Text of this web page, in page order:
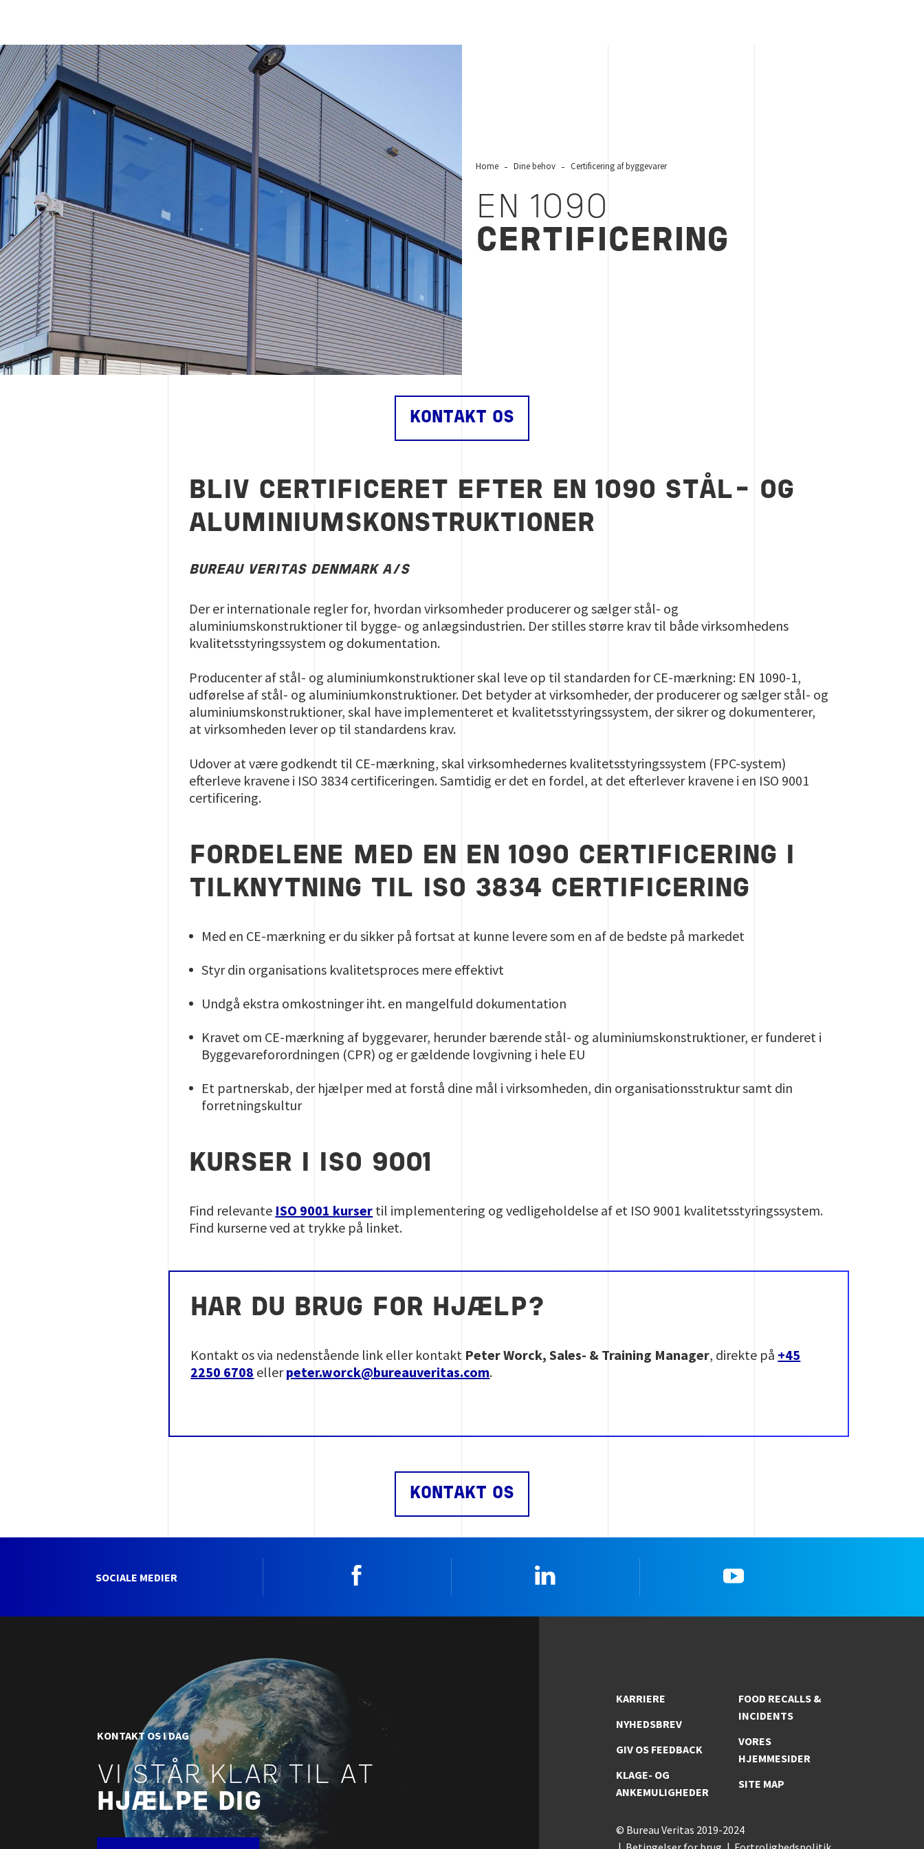
EN 1090 certificering, Bureau Veritas
Home Dine behov Certificering af byggevarer
EN 1090
CERTIFICERING
KONTAKT OS
BLIV CERTIFICERET EFTER EN 1090 STÅL- OG
ALUMINIUMSKONSTRUKTIONER
BUREAU VERITAS DENMARK A/S
Der er internationale regler for, hvordan virksomheder producerer og sælger stål- og
aluminiumskonstruktioner til bygge- og anlægsindustrien. Der stilles større krav til både virksomhedens
kvalitetsstyringssystem og dokumentation.
Producenter af stål- og aluminiumkonstruktioner skal leve op til standarden for CE-mærkning: EN 1090-1,
udførelse af stål- og aluminiumkonstruktioner. Det betyder at virksomheder, der producerer og sælger stål- og
aluminiumskonstruktioner, skal have implementeret et kvalitetsstyringssystem, der sikrer og dokumenterer,
at virksomheden lever op til standardens krav.
Udover at være godkendt til CE-mærkning, skal virksomhedernes kvalitetsstyringssystem (FPC-system)
efterleve kravene i ISO 3834 certificeringen. Samtidig er det en fordel, at det efterlever kravene i en ISO 9001
certificering.
FORDELENE MED EN EN 1090 CERTIFICERING I
TILKNYTNING TIL ISO 3834 CERTIFICERING
Med en CE-mærkning er du sikker på fortsat at kunne levere som en af de bedste på markedet
Styr din organisations kvalitetsproces mere effektivt
Undgå ekstra omkostninger iht. en mangelfuld dokumentation
Kravet om CE-mærkning af byggevarer, herunder bærende stål- og aluminiumskonstruktioner, er funderet i
Byggevareforordningen (CPR) og er gældende lovgivning i hele EU
Et partnerskab, der hjælper med at forstå dine mål i virksomheden, din organisationsstruktur samt din
forretningskultur
KURSER I ISO 9001
Find relevante ISO 9001 kurser til implementering og vedligeholdelse af et ISO 9001 kvalitetsstyringssystem.
Find kurserne ved at trykke på linket.
HAR DU BRUG FOR HJÆLP?
Kontakt os via nedenstående link eller kontakt Peter Worck, Sales- & Training Manager, direkte på +45
2250 6708 ellerpeter.worck@bureauveritas.com.
KONTAKT OS
SOCIALE MEDIER
KONTAKT OS I DAG
VI STÅR KLAR TIL AT
HJÆLPE DIG
KARRIERE
NYHEDSBREV
GIV OS FEEDBACK
KLAGE- OG
ANKEMULIGHEDER
FOOD RECALLS &
INCIDENTS
VORES
HJEMMESIDER
SITE MAP
© Bureau Veritas 2019-2024